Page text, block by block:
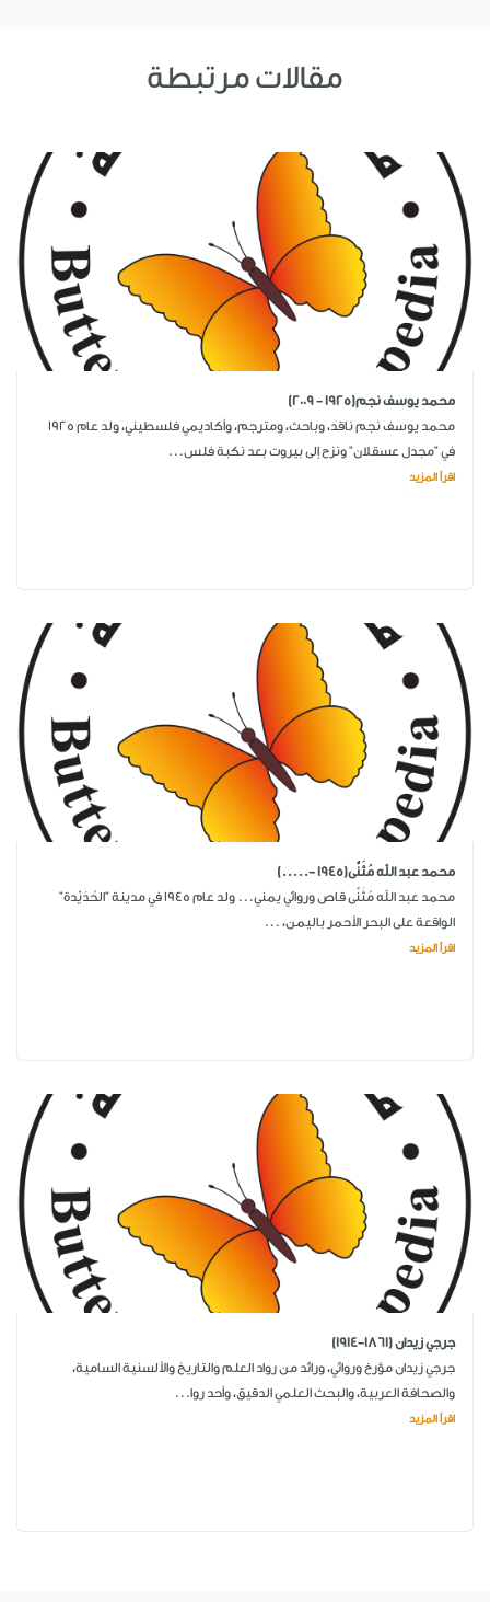
مقالات مرتبطة
محمد يوسف نجم(1925 - 2009)
محمد يوسف نجم ناقد، وباحث، ومترجم، وأكاديمي فلسطيني، ولد عام 1925
في "مجدل عسقلان" ونزح إلى بيروت بعد نكبة فلس...
اقرأ المزيد
محمد عبد الله مُثَنَّى(1945 -.....)
محمد عبد الله مُثَنَّى قاص وروائي يمني... ولد عام 1945 في مدينة "الحُدَيْدة"
الواقعة على البحر الأحمر باليمن، ...
اقرأ المزيد
جرجي زيدان (1861-1914)
جرجي زيدان مؤرخ وروائي، ورائد من رواد العلم والتاريخ والألسنية السامية،
والصحافة العربية، والبحث العلمي الدقيق، وأحد روا...
اقرأ المزيد